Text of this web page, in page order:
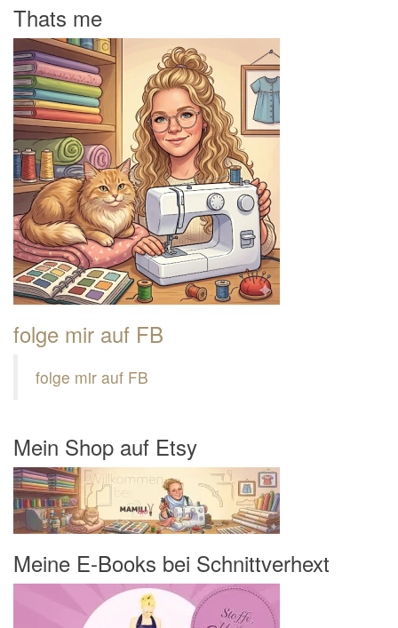
Thats me
folge mir auf FB
folge mir auf FB
Mein Shop auf Etsy
Meine E-Books bei Schnittverhext